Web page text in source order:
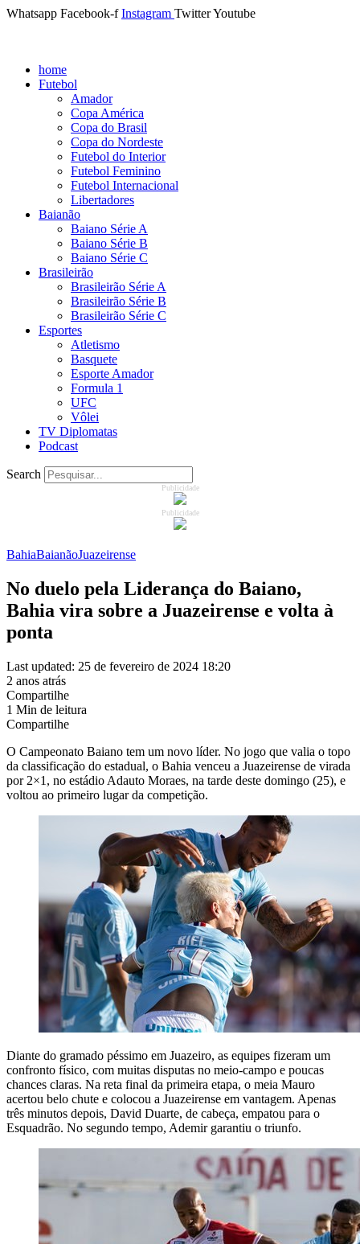
Whatsapp Facebook-f Instagram TwitterYoutube
home
Futebol
Amador
Copa América
Copa do Brasil
Copa do Nordeste
Futebol do Interior
Futebol Feminino
Futebol Internacional
Libertadores
Baianão
Baiano Série A
Baiano Série B
Baiano Série C
Brasileirão
Brasileirão Série A
Brasileirão Série B
Brasileirão Série C
Esportes
Atletismo
Basquete
Esporte Amador
Formula 1
UFC
Vôlei
TV Diplomatas
Podcast
Search
Publicidade
Publicidade
BahiaBaianãoJuazeirense
No duelo pela Liderança do Baiano,
Bahia vira sobre a Juazeirense e volta à
ponta
Last updated: 25 de fevereiro de 2024 18:20
2 anos atrás
Compartilhe
1 Min de leitura
Compartilhe
O Campeonato Baiano tem um novo líder. No jogo que valia o topo
da classificação do estadual, o Bahia venceu a Juazeirense de virada
por 2×1, no estádio Adauto Moraes, na tarde deste domingo (25), e
voltou ao primeiro lugar da competição.
Diante do gramado péssimo em Juazeiro, as equipes fizeram um
confronto físico, com muitas disputas no meio-campo e poucas
chances claras. Na reta final da primeira etapa, o meia Mauro
acertou belo chute e colocou a Juazeirense em vantagem. Apenas
três minutos depois, David Duarte, de cabeça, empatou para o
Esquadrão. No segundo tempo, Ademir garantiu o triunfo.